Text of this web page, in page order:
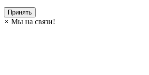
Принять
× Мы на связи!